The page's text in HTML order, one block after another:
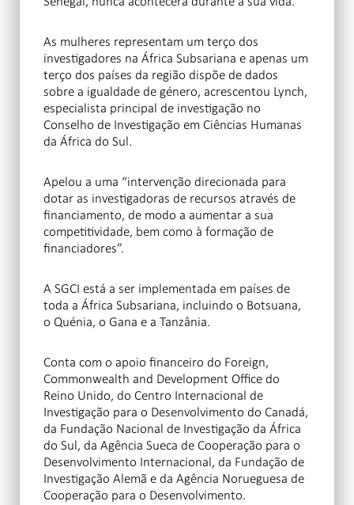
As mulheres representam um terço dos
investigadores na África Subsariana e apenas um
terço dos países da região dispõe de dados
sobre a igualdade de género, acrescentou Lynch,
especialista principal de investigação no
Conselho de Investigação em Ciências Humanas
da África do Sul.
Apelou a uma “intervenção direcionada para
dotar as investigadoras de recursos através de
financiamento, de modo a aumentar a sua
competitividade, bem como à formação de
financiadores”.
A SGCI está a ser implementada em países de
toda a África Subsariana, incluindo o Botsuana,
o Quénia, o Gana e a Tanzânia.
Conta com o apoio financeiro do Foreign,
Commonwealth and Development Office do
Reino Unido, do Centro Internacional de
Investigação para o Desenvolvimento do Canadá,
da Fundação Nacional de Investigação da África
do Sul, da Agência Sueca de Cooperação para o
Desenvolvimento Internacional, da Fundação de
Investigação Alemã e da Agência Norueguesa de
Cooperação para o Desenvolvimento.